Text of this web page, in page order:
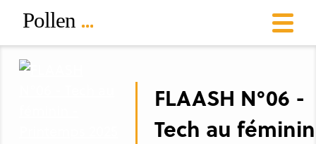
FLAASH N°06 -
Tech au féminin